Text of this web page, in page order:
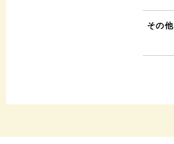
その他